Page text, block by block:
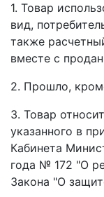
1. Товар
вид,
также
вместе с
2. Прошло,
3. Товар
указанного в
Кабинета
года № 172 "О
Закона "О